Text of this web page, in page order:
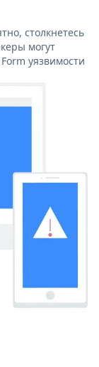
столкнетесь
могут
уязвимости